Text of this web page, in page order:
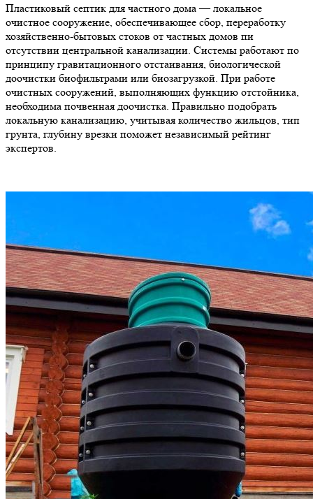
Пластиковый септик для частного дома — локальное
очистное сооружение, обеспечивающее сбор, переработку
хозяйственно-бытовых стоков от частных домов пи
отсутствии центральной канализации. Системы работают по
принципу гравитационного отстаивания, биологической
доочистки биофильтрами или биозагрузкой. При работе
очистных сооружений, выполняющих функцию отстойника,
необходима почвенная доочистка. Правильно подобрать
локальную канализацию, учитывая количество жильцов, тип
грунта, глубину врезки поможет независимый рейтинг
экспертов.